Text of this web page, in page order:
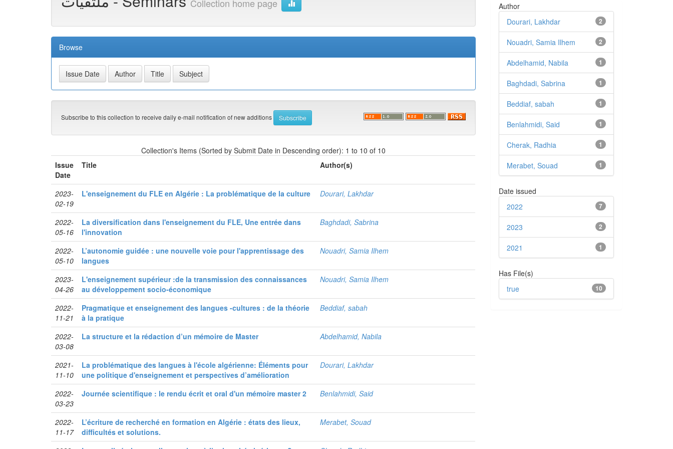
Collection home page
Browse
Subscribe to this collection to receive daily e-mail notification of new additions
Collection's Items (Sorted by Submit Date in Descending order): 1 to 10 of 10
Issue
Date
Title Author(s)
2023-
02-19
L'enseignement du FLE en Algérie : La problématique de la culture Dourari, Lakhdar
2022-
05-16
La diversification dans l'enseignement du FLE, Une entrée dans
l'innovation
Baghdadi, Sabrina
2022-
05-10
L’autonomie guidée : une nouvelle voie pour l'apprentissage des
langues
Nouadri, Samia Ilhem
2023-
04-26
L'enseignement supérieur :de la transmission des connaissances
au développement socio-économique
Nouadri, Samia Ilhem
2022-
11-21
Pragmatique et enseignement des langues -cultures : de la théorie
à la pratique
Beddiaf, sabah
2022-
03-08
La structure et la rédaction d’un mémoire de Master Abdelhamid, Nabila
2021-
11-10
La problématique des langues à l'école algérienne: Éléments pour
une politique d'enseignement et perspectives d’amélioration
Dourari, Lakhdar
2022-
03-23
Journée scientifique : le rendu écrit et oral d'un mémoire master 2 Benlahmidi, Said
2022-
11-17
L’écriture de recherché en formation en Algérie : états des lieux,
difficultés et solutions.
Merabet, Souad
Author
2
Dourari, Lakhdar
2
Nouadri, Samia Ilhem
1
Abdelhamid, Nabila
1
Baghdadi, Sabrina
1
Beddiaf, sabah
1
Benlahmidi, Said
1
Cherak, Radhia
1
Merabet, Souad
Date issued
7
2022
2
2023
1
2021
Has File(s)
10
true